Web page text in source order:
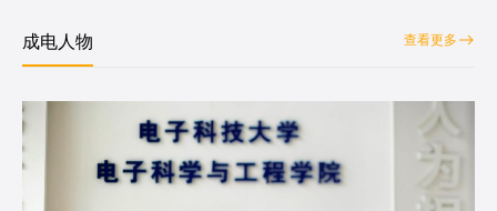
成电人物 查看更多